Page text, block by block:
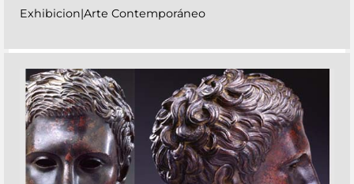
Exhibicion|Arte Contemporáneo